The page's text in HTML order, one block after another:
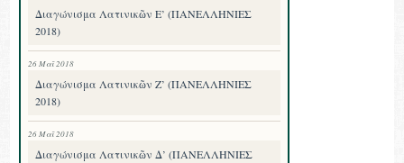
Διαγώνισμα Λατινικῶν Ε’ (ΠΑΝΕΛΛΗΝΙΕΣ
2018)
26 Μαΐ 2018
Διαγώνισμα Λατινικῶν Ζ’ (ΠΑΝΕΛΛΗΝΙΕΣ
2018)
26 Μαΐ 2018
Διαγώνισμα Λατινικῶν Δ’ (ΠΑΝΕΛΛΗΝΙΕΣ